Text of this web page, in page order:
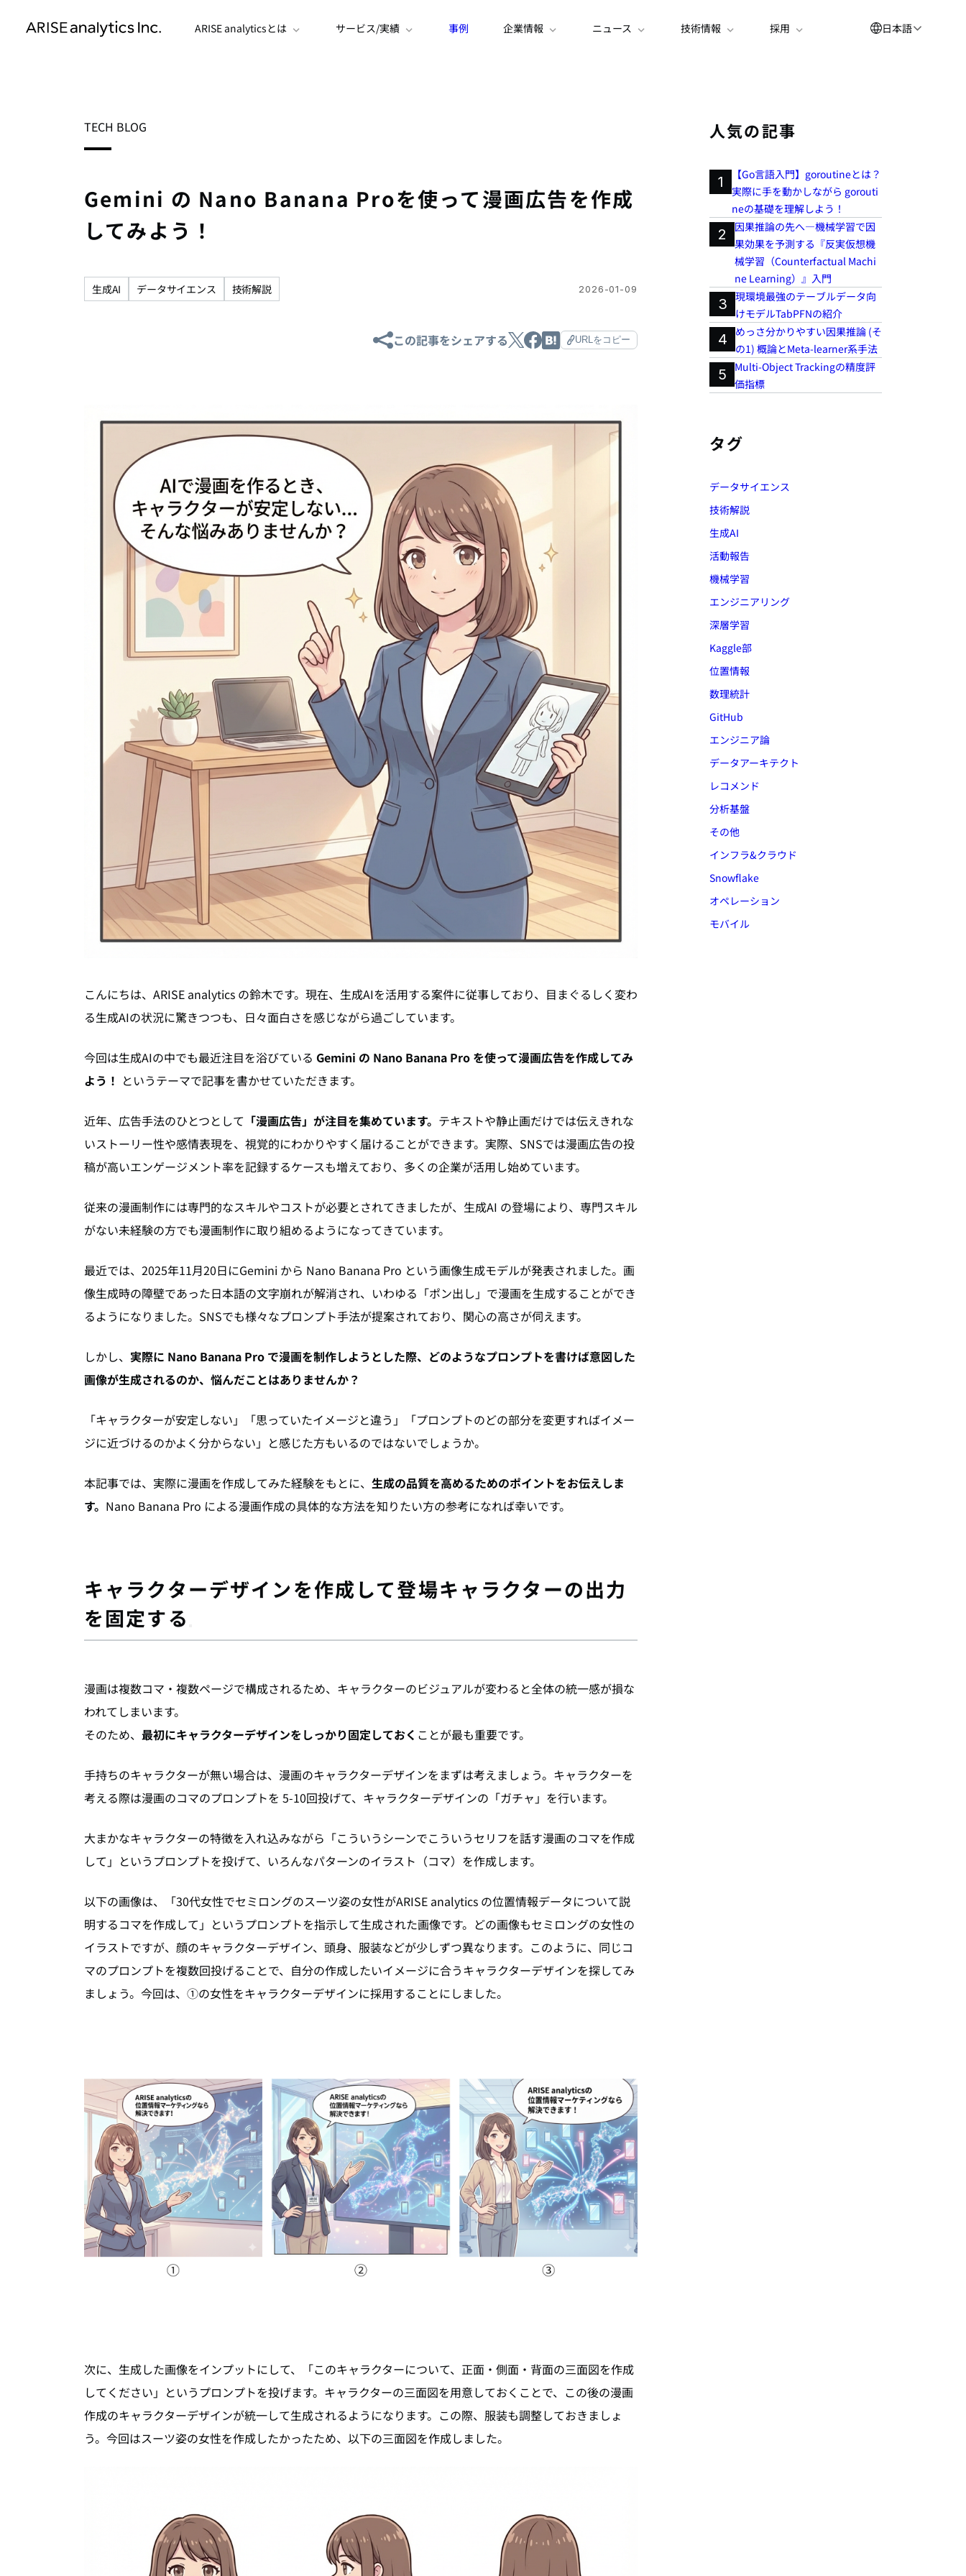
ARISE analyticsとは サービス/実績 事例 企業情報 ニュース 技術情報 採用 日本語
Bahasa Indonesia
TECH BLOG
Gemini の Nano Banana Proを使って漫画広告を作成
してみよう！
生成AI データサイエンス 技術解説 2026-01-09
この記事をシェアする URLをコピー
こんにちは、ARISE analytics の鈴木です。現在、生成AIを活用する案件に従事しており、目まぐるしく変わ
る生成AIの状況に驚きつつも、日々面白さを感じながら過ごしています。
今回は生成AIの中でも最近注目を浴びている Gemini の Nano Banana Pro を使って漫画広告を作成してみ
よう！ というテーマで記事を書かせていただきます。
近年、広告手法のひとつとして 「漫画広告」が注目を集めています。 テキストや静止画だけでは伝えきれな
いストーリー性や感情表現を、視覚的にわかりやすく届けることができます。実際、SNSでは漫画広告の投
稿が高いエンゲージメント率を記録するケースも増えており、多くの企業が活用し始めています。
従来の漫画制作には専門的なスキルやコストが必要とされてきましたが、生成AI の登場により、専門スキル
がない未経験の方でも漫画制作に取り組めるようになってきています。
最近では、2025年11月20日にGemini から Nano Banana Pro という画像生成モデルが発表されました。画
像生成時の障壁であった日本語の文字崩れが解消され、いわゆる「ポン出し」で漫画を生成することができ
るようになりました。SNSでも様々なプロンプト手法が提案されており、関心の高さが伺えます。
しかし、 実際に Nano Banana Pro で漫画を制作しようとした際、どのようなプロンプトを書けば意図した
画像が生成されるのか、悩んだことはありませんか？
「キャラクターが安定しない」「思っていたイメージと違う」「プロンプトのどの部分を変更すればイメー
ジに近づけるのかよく分からない」と感じた方もいるのではないでしょうか。
本記事では、実際に漫画を作成してみた経験をもとに、 生成の品質を高めるためのポイントをお伝えしま
す。 Nano Banana Pro による漫画作成の具体的な方法を知りたい方の参考になれば幸いです。
キャラクターデザインを作成して登場キャラクターの出力
を固定する
漫画は複数コマ・複数ページで構成されるため、キャラクターのビジュアルが変わると全体の統一感が損な
われてしまいます。
そのため、 最初にキャラクターデザインをしっかり固定しておく ことが最も重要です。
手持ちのキャラクターが無い場合は、漫画のキャラクターデザインをまずは考えましょう。キャラクターを
考える際は漫画のコマのプロンプトを 5-10回投げて、キャラクターデザインの「ガチャ」を行います。
大まかなキャラクターの特徴を入れ込みながら「こういうシーンでこういうセリフを話す漫画のコマを作成
して」というプロンプトを投げて、いろんなパターンのイラスト（コマ）を作成します。
以下の画像は、「30代女性でセミロングのスーツ姿の女性がARISE analytics の位置情報データについて説
明するコマを作成して」というプロンプトを指示して生成された画像です。どの画像もセミロングの女性の
イラストですが、顔のキャラクターデザイン、頭身、服装などが少しずつ異なります。このように、同じコ
マのプロンプトを複数回投げることで、自分の作成したいイメージに合うキャラクターデザインを探してみ
ましょう。今回は、①の女性をキャラクターデザインに採用することにしました。
次に、生成した画像をインプットにして、「このキャラクターについて、正面・側面・背面の三面図を作成
してください」というプロンプトを投げます。キャラクターの三面図を用意しておくことで、この後の漫画
作成のキャラクターデザインが統一して生成されるようになります。この際、服装も調整しておきましょ
う。今回はスーツ姿の女性を作成したかったため、以下の三面図を作成しました。
人気の記事
1
【Go言語入門】goroutineとは？
実際に手を動かしながら gorouti
neの基礎を理解しよう！
2
因果推論の先へ―機械学習で因
果効果を予測する『反実仮想機
械学習（Counterfactual Machi
ne Learning）』入門
3 現環境最強のテーブルデータ向
けモデルTabPFNの紹介
4
めっさ分かりやすい因果推論 (そ
の1) 概論とMeta-learner系手法
5
Multi-Object Trackingの精度評
価指標
タグ
データサイエンス
技術解説
生成AI
活動報告
機械学習
エンジニアリング
深層学習
Kaggle部
位置情報
数理統計
GitHub
エンジニア論
データアーキテクト
レコメンド
分析基盤
その他
インフラ&クラウド
Snowflake
オペレーション
モバイル